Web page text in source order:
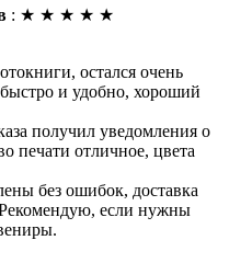
: ★ ★ ★ ★ ★
остался очень
и удобно, хороший
получил уведомления о
печати отличное, цвета
без ошибок, доставка
если нужны